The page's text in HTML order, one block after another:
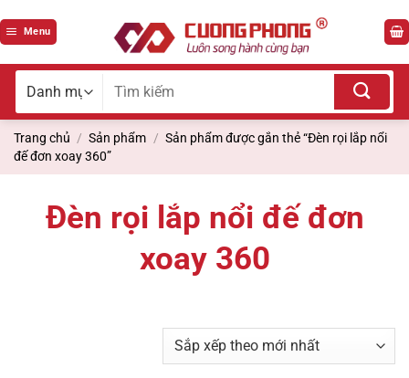
qua
Menu
Tìm
Trang chủ / Sản phẩm / Sản phẩm được gắn thẻ “Đèn rọi lắp nổi
đế đơn xoay 360”
Đèn rọi lắp nổi đế đơn
xoay 360